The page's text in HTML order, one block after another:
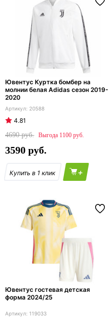
Ювентус Куртка бомбер на
молнии белая Adidas сезон 2019-
2020
20588
4.81
4690
1100
3590
+
Ювентус гостевая детская
форма 2024/25
119033